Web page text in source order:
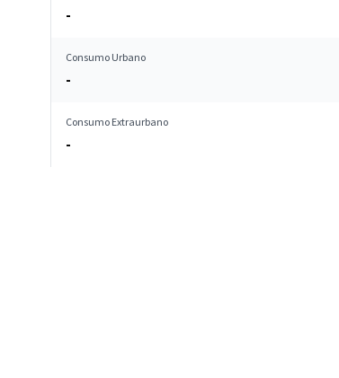
-
Consumo Urbano
-
Consumo Extraurbano
-